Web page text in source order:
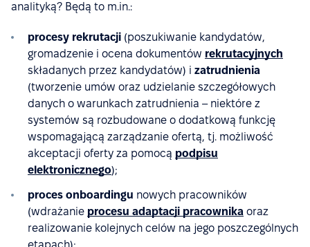
analityką? Będą to m.in.:
procesy rekrutacji (poszukiwanie kandydatów,
gromadzenie i ocena dokumentów rekrutacyjnych
składanych przez kandydatów) i zatrudnienia
(tworzenie umów oraz udzielanie szczegółowych
danych o warunkach zatrudnienia – niektóre z
systemów są rozbudowane o dodatkową funkcję
wspomagającą zarządzanie ofertą, tj. możliwość
akceptacji oferty za pomocą podpisu
elektronicznego);
proces onboardingu nowych pracowników
(wdrażanie procesu adaptacji pracownika oraz
realizowanie kolejnych celów na jego poszczególnych
etapach);